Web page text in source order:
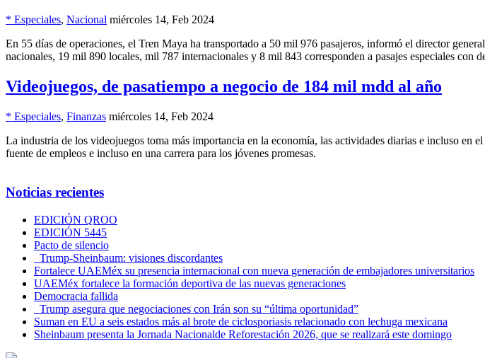
* Especiales, Nacional miércoles 14, Feb 2024
En 55 días de operaciones, el Tren Maya ha transportado a 50 mil 976 pasajeros, informó el director
nacionales, 19 mil 890 locales, mil 787 internacionales y 8 mil 843 corresponden a pasajes especiales
Videojuegos, de pasatiempo a negocio de 184 mil mdd al año
* Especiales, Finanzas miércoles 14, Feb 2024
La industria de los videojuegos toma más importancia en la economía, las actividades diarias e incluso en
fuente de empleos e incluso en una carrera para los jóvenes promesas.
Noticias recientes
EDICIÓN QROO
EDICIÓN 5445
Pacto de silencio
Trump-Sheinbaum: visiones discordantes
Fortalece UAEMéx su presencia internacional con nueva generación de embajadores universitarios
UAEMéx fortalece la formación deportiva de las nuevas generaciones
Democracia fallida
Trump asegura que negociaciones con Irán son su “última oportunidad”
Suman en EU a seis estados más al brote de ciclosporiasis relacionado con lechuga mexicana
Sheinbaum presenta la Jornada Nacionalde Reforestación 2026, que se realizará este domingo